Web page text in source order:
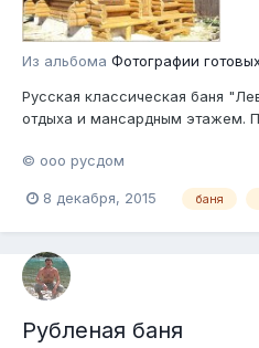
Из альбома Фотографии
Русская классическая баня
отдыха и мансардным этажем.
http://www.rusdom.ru/projects-
© ооо русдом
8 декабря, 2015 баня
Рубленая баня